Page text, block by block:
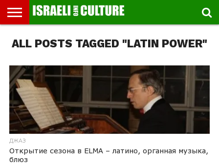
МУЗЕИ
СТРАНА
ФЕСТИВАЛЕЙ
ТЕАТР
КНИГИ.
ТЕКСТЫ
МУЗЫКА
РЕЛИГИЯ/
ИСТОРИЯ
ДВИЖЕНИЕ
ДЕТИ
ВЫХОДНОГО
МАРШРУТЫ
ПРОГУЛЬЩИКА
ВИДЕО-
РЕЧИ
ВПЕЧАТЛЕНИЯ
ВСТРЕЧИ
И
ИНТЕРВЬЮ
КИНО
TEL
AVIV
ALL POSTS TAGGED "LATIN POWER"
ДЖАЗ
Открытие сезона в ELMA – латино, органная музыка,
блюз